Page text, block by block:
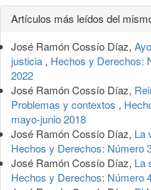
Detalles
del
artículo
Artículos más leídos del
José Ramón Cossío Díaz,
justicia , Hechos y Derechos:
2022
José Ramón Cossío Díaz,
Problemas y contextos ,
mayo-junio 2018
José Ramón Cossío Díaz, La
Hechos y Derechos: Número
José Ramón Cossío Díaz, La
Hechos y Derechos: Número